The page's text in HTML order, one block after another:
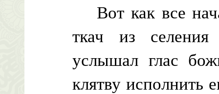
Вот как все
ткач из
услышал глас
клятву исполнить